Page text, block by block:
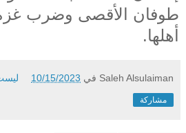
طوفان الأقصى وضرب غزة
أهلها.
Saleh Alsulaiman في 10/15/2023
مشاركة